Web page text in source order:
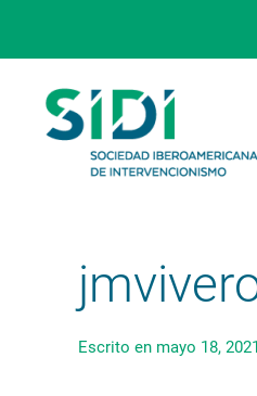
Skip to main content
Escrito en mayo 18, 2021